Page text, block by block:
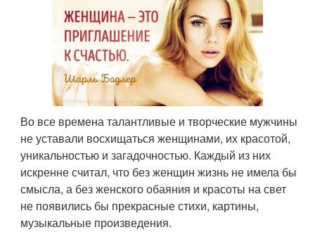
Во все времена талантливые и творческие мужчины
не уставали восхищаться женщинами, их красотой,
уникальностью и загадочностью. Каждый из них
искренне считал, что без женщин жизнь не имела бы
смысла, а без женского обаяния и красоты на свет
не появились бы прекрасные стихи, картины,
музыкальные произведения.